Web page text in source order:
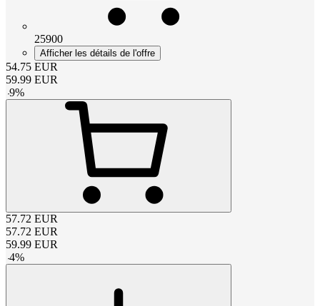
25900
Afficher les détails de l'offre
54.75 EUR
59.99 EUR
-9%
57.72 EUR
57.72 EUR
59.99 EUR
-4%